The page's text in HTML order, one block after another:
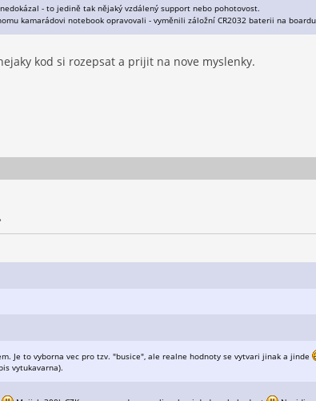
- to jedině tak nějaký vzdálený support nebo pohotovost.
kamarádovi notebook opravovali - vyměnili záložní CR2032 baterii na
kod si rozepsat a prijit na nove myslenky.
Je to vyborna vec pro tzv. "busice", ale realne hodnoty se vytvari jinak a jinde
vytukavarna).